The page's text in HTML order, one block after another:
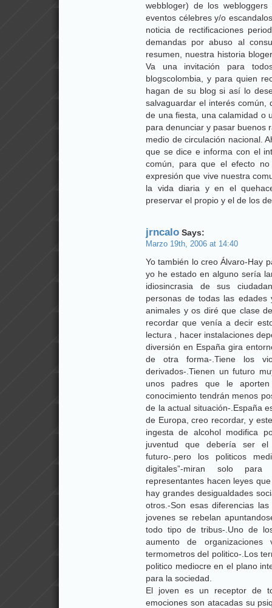
webbloger) de los
eventos célebres y/o
noticia de rectificaciones
demandas por abuso al
resumen, nuestra historia
Va una invitación para
blogscolombia, y para quien
hagan de su blog si así lo
salvaguardar el interés común,
de una fiesta, una calamidad o
para denunciar y pasar buenos
medio de circulación nacional.
que se dice e informa con el
común, para que el efecto
expresión que vive nuestra
la vida diaria y en el
preservar el propio y el de los
jrncalo Says:
Marzo 19th, 2006 at 14:40
Yo también lo creo Álvaro-Hay
yo he estado en alguno sería
idiosincrasia de sus
personas de todas las
animales y os diré que clase
recordar que venía a decir
lectura , hacer instalaciones
diversión en España gira
de otra forma-.Tiene los
derivados-.Tienen un futuro
unos padres que le
conocimiento tendrán menos
de la actual situación-.España
de Europa, creo recordar, y
ingesta de alcohol modifica
juventud que debería ser
futuro-.pero los politicos
digitales”-miran solo para
representantes hacen leyes
hay grandes desigualdades
otros.-Son esas diferencias
jovenes se rebelan
todo tipo de tribus-.Uno de
aumento de
termometros del politico-.Los
politico mediocre en el plano
para la sociedad.
El joven es un receptor de
emociones son atacadas su